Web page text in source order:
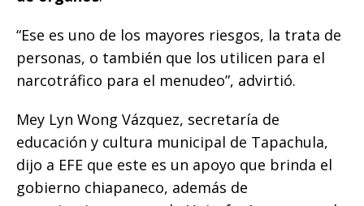
“Ese es uno de los mayores riesgos, la trata de
personas, o también que los utilicen para el
narcotráfico para el menudeo”, advirtió.
Mey Lyn Wong Vázquez, secretaría de
educación y cultura municipal de Tapachula,
dijo a EFE que este es un apoyo que brinda el
gobierno chiapaneco, además de